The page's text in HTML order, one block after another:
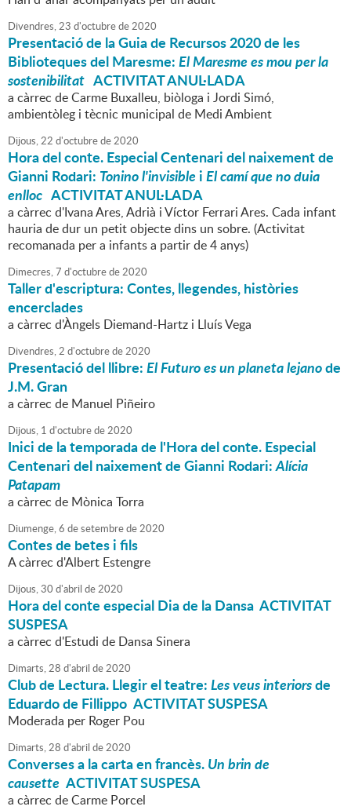
Divendres,23 d'octubrede2020
Presentació de la Guia de Recursos 2020 de les
Biblioteques del Maresme:El Maresme es mou per la
sostenibilitat ACTIVITAT ANUL·LADA
a càrrec de Carme Buxalleu, biòloga i Jordi Simó,
ambientòleg i tècnic municipal de Medi Ambient
Dijous,22 d'octubrede2020
Hora del conte. Especial Centenari del naixement de
Gianni Rodari: Tonino l'invisibleiEl camí que no duia
enlloc ACTIVITAT ANUL·LADA
a càrrec d'Ivana Ares, Adrià i Víctor Ferrari Ares. Cada infant
hauria de dur un petit objecte dins un sobre. (Activitat
recomanada per a infants a partir de 4 anys)
Dimecres,7 d'octubrede2020
Taller d'escriptura: Contes, llegendes, històries
encerclades
a càrrec d'Àngels Diemand-Hartz i Lluís Vega
Divendres,2 d'octubrede2020
Presentació del llibre:El Futuro es un planeta lejanode
J.M. Gran
a càrrec de Manuel Piñeiro
Dijous, 1 d'octubrede2020
Inici de la temporada de l'Hora del conte. Especial
Centenari del naixement de Gianni Rodari:Alícia
Patapam
a càrrec de Mònica Torra
Diumenge,6 desetembrede2020
Contes de betes i fils
A càrrec d'Albert Estengre
Dijous,30 d'abril de2020
Hora del conte especial Dia de la Dansa ACTIVITAT
SUSPESA
a càrrec d'Estudi de Dansa Sinera
Dimarts,28 d'abril de2020
Club de Lectura. Llegir el teatre:Les veus interiorsde
Eduardo de Fillippo ACTIVITAT SUSPESA
Moderada per Roger Pou
Dimarts,28 d'abril de2020
Converses a la carta en francès.Un brin de
causette ACTIVITAT SUSPESA
a càrrec de Carme Porcel